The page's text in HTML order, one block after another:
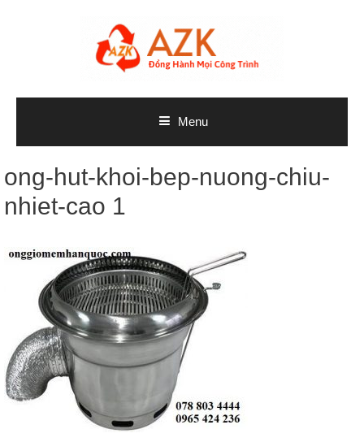
Menu
ong-hut-khoi-bep-nuong-chiu-
nhiet-cao 1